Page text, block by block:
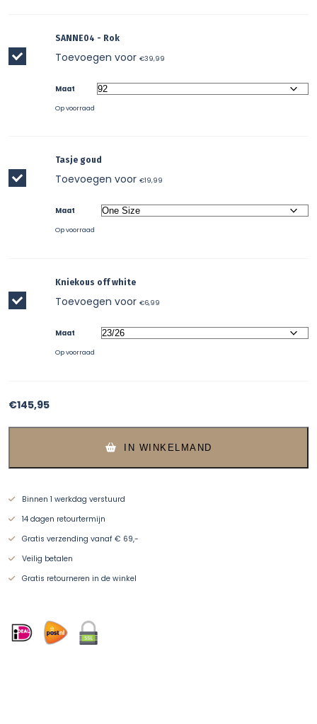
SANNE04 - Rok
Toevoegen voor €39,99
Maat
Op voorraad
Tasje goud
Toevoegen voor €19,99
Maat
Op voorraad
Kniekous off white
Toevoegen voor €6,99
Maat
Op voorraad
€145,95
IN WINKELMAND
Binnen 1 werkdag verstuurd
14 dagen retourtermijn
Gratis verzending vanaf € 69,-
Veilig betalen
Gratis retourneren in de winkel